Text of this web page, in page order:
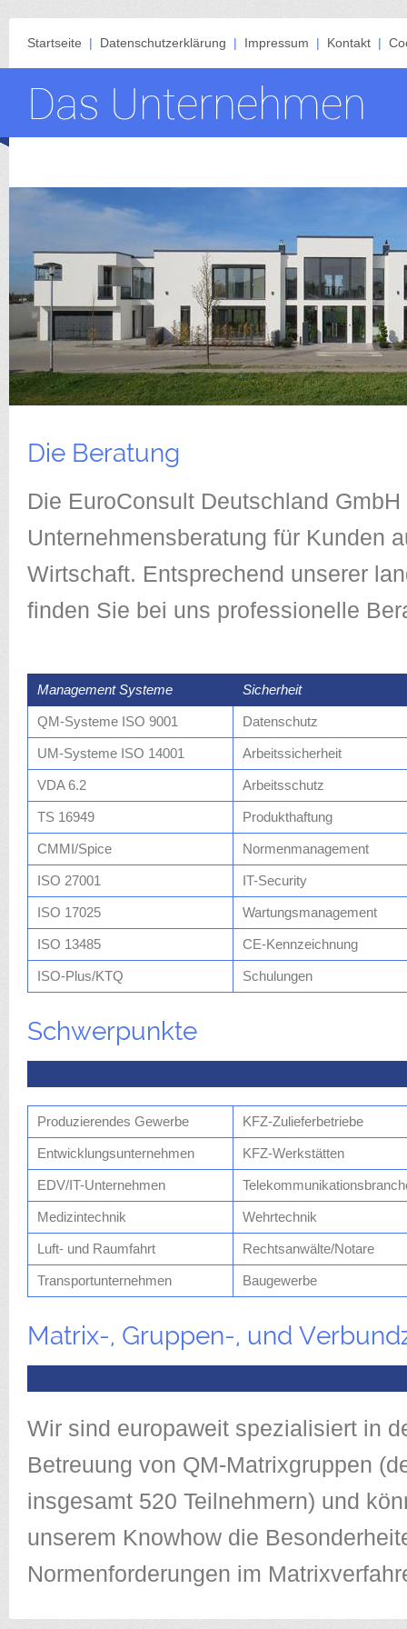
Startseite Datenschutzerklärung Impressum Kontakt
Das Unternehmen
Die Beratung
Die EuroConsult Deutschland
Unternehmensberatung für Kunden
Wirtschaft. Entsprechend unserer
finden Sie bei uns professionelle
Management Systeme Sicherheit
QM-Systeme ISO 9001 Datenschutz
UM-Systeme ISO 14001 Arbeitssicherheit
VDA 6.2 Arbeitsschutz
TS 16949 Produkthaftung
CMMI/Spice Normenmanagement
ISO 27001 IT-Security
ISO 17025 Wartungsmanagement
ISO 13485 CE-Kennzeichnung
ISO-Plus/KTQ Schulungen
Schwerpunkte
Produzierendes Gewerbe KFZ-Zulieferbetriebe
Entwicklungsunternehmen KFZ-Werkstätten
EDV/IT-Unternehmen
Medizintechnik Wehrtechnik
Luft- und Raumfahrt Rechtsanwälte/Notare
Transportunternehmen Baugewerbe
Matrix-, Gruppen-, und
Wir sind europaweit spezialisiert in
Betreuung von QM-Matrixgruppen
insgesamt 520 Teilnehmern) und
unserem Knowhow die
Normenforderungen im